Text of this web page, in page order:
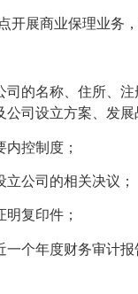
开展商业保理业务
司的名称、住所、
司设立方案、发展
控制度；
公司的相关决议；
复印件；
一个年度财务审计